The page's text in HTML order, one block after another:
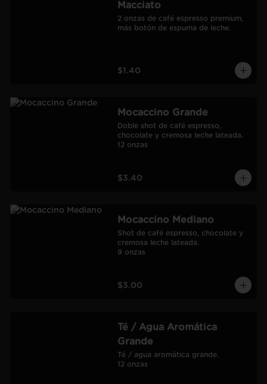
Macciato
2 onzas de café espresso premium,
más botón de espuma de leche.
$1.40
Mocaccino Grande
Doble shot de café espresso,
chocolate y cremosa leche lateada.
12 onzas
$3.40
Mocaccino Mediano
Shot de café espresso, chocolate y
cremosa leche lateada.
9 onzas
$3.00
Té / Agua Aromática
Grande
Té / agua aromática grande.
12 onzas